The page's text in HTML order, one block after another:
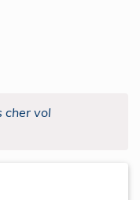
cher vol